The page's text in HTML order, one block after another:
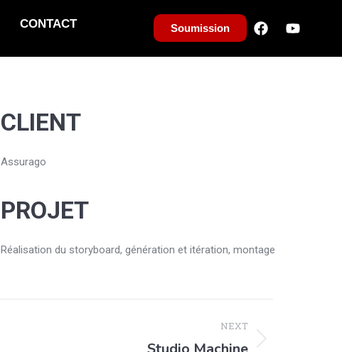
CONTACT Soumission
CLIENT
Assurago
PROJET
Réalisation du storyboard, génération et itération, montage
NEXT